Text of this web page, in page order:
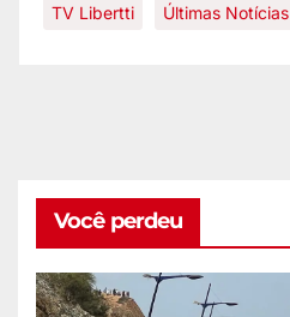
TV Libertti Últimas Notícias
Você perdeu